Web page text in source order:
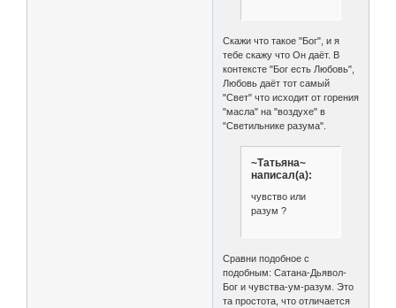
Скажи что такое "Бог", и я
тебе скажу что Он даёт. В
контексте "Бог есть Любовь",
Любовь даёт тот самый
"Свет" что исходит от горения
"масла" на "воздухе" в
"Светильнике разума".
~Татьяна~
написал(а):
чувство или
разум ?
Сравни подобное с
подобным: Сатана-Дьявол-
Бог и чувства-ум-разум. Это
та простота, что отличается